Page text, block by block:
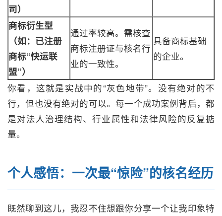
司）
商标衍生型
（如：已注册
商标“快运联
盟”）
通过率较高。需核查
商标注册证与核名行
业的一致性。
具备商标基础
的企业。
你看，这就是实战中的“灰色地带”。没有绝对的不
行，但也没有绝对的可以。每一个成功案例背后，都
是对法人治理结构、行业属性和法律风险的反复掂
量。
个人感悟：一次最“惊险”的核名经历
既然聊到这儿，我忍不住想跟你分享一个让我印象特